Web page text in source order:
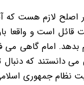
اصلح لازم هست
است و واقعا
امام گاهی می
دانستند که
نظام جمهوری